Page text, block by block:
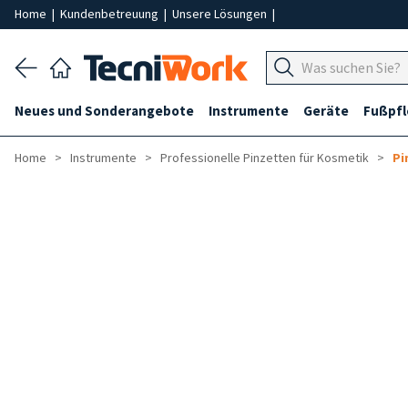
Home | Kundenbetreuung | Unsere Lösungen |
Neues und Sonderangebote Instrumente Geräte
Home Instrumente Professionelle Pinzetten für Kosmetik